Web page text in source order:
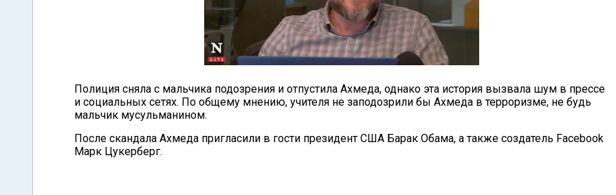
Полиция сняла с мальчика подозрения и отпустила Ахмеда, однако эта история вызвала шум в прессе
и социальных сетях. По общему мнению, учителя не заподозрили бы Ахмеда в терроризме, не будь
мальчик мусульманином.
После скандала Ахмеда пригласили в гости президент США Барак Обама, а также создатель Facebook
Марк Цукерберг.